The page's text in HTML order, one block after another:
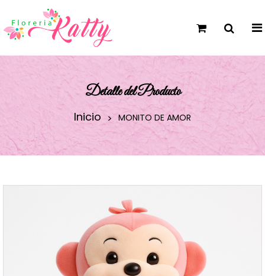
Detalle del Producto
Inicio MONITO DE AMOR